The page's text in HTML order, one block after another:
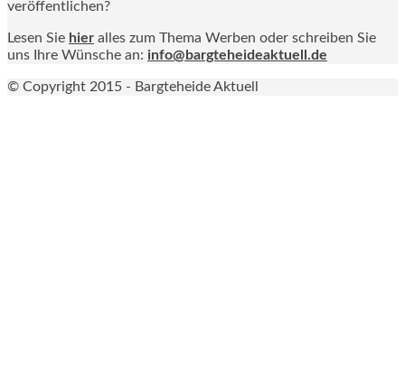
veröffentlichen?
Lesen Sie hier alles zum Thema Werben oder schreiben Sie
uns Ihre Wünsche an: info@bargteheideaktuell.de
© Copyright 2015 - Bargteheide Aktuell